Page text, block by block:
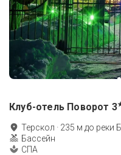
Клуб-отель Поворот 3
Терскол · 235 м до реки
Бассейн
СПА